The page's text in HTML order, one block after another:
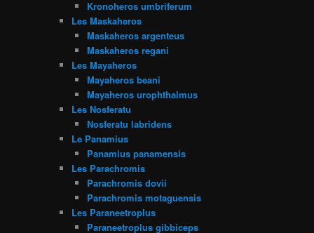
Kronoheros umbriferum
Les Maskaheros
Maskaheros argenteus
Maskaheros regani
Les Mayaheros
Mayaheros beani
Mayaheros urophthalmus
Les Nosferatu
Nosferatu labridens
Le Panamius
Panamius panamensis
Les Parachromis
Parachromis dovii
Parachromis motaguensis
Les Paraneetroplus
Paraneetroplus gibbiceps